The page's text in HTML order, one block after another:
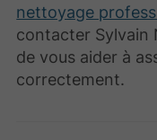
nettoyage
contacter Sylvain
de vous aider à
correctement.